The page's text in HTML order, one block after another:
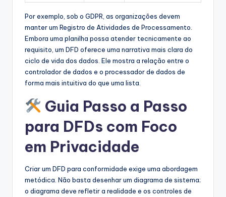
Por exemplo, sob o GDPR, as organizações devem
manter um Registro de Atividades de Processamento.
Embora uma planilha possa atender tecnicamente ao
requisito, um DFD oferece uma narrativa mais clara do
ciclo de vida dos dados. Ele mostra a relação entre o
controlador de dados e o processador de dados de
forma mais intuitiva do que uma lista.
Guia Passo a Passo
para DFDs com Foco
em Privacidade
Criar um DFD para conformidade exige uma abordagem
metódica. Não basta desenhar um diagrama de sistema;
o diagrama deve refletir a realidade e os controles de